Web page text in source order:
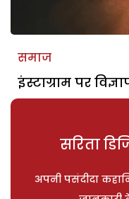
समाज
इंस्टाग्राम पर
सरिता
अपनी पसंदीदा